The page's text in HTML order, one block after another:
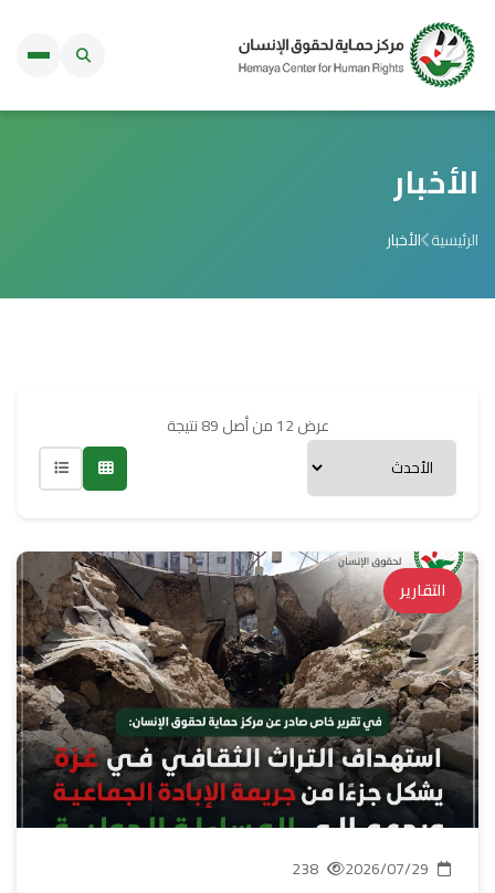
الأخبار
الرئيسية الأخبار
عرض 12 من أصل 89 نتيجة
التقارير